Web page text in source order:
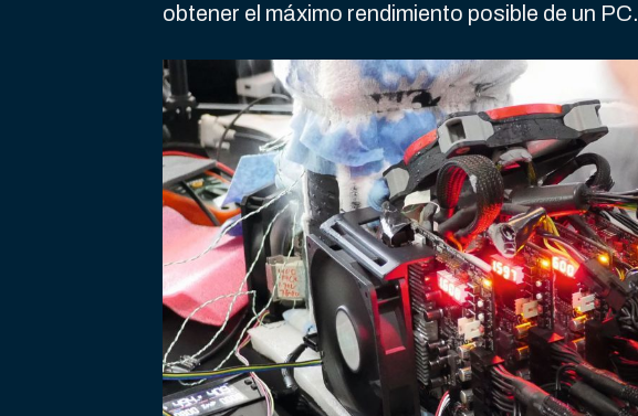
obtener el máximo rendimiento posible de un PC.